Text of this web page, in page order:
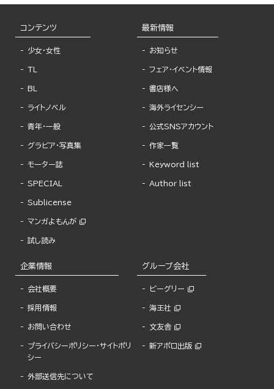
コンテンツ
少女・女性
TL
BL
ライトノベル
青年・一般
グラビア・写真集
モーター誌
SPECIAL
Sublicense
マンガよもんが
試し読み
最新情報
お知らせ
フェア・イベント情報
書店様へ
海外ライセンシー
公式SNSアカウント
作家一覧
Keyword list
Author list
企業情報
会社概要
採用情報
お問い合わせ
プライバシーポリシー・サイトポリ
シー
外部送信先について
グループ会社
ビーグリー
海王社
文友舎
新アポロ出版